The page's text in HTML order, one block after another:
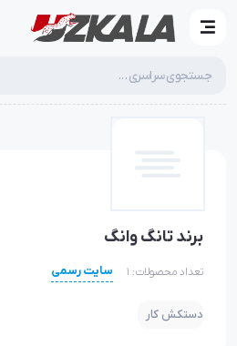
برند تانگ وانگ
تعداد محصولات: 1 سایت رسمی
دستکش کار